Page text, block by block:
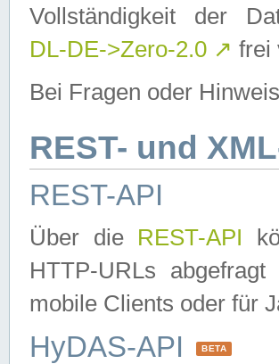
Vollständigkeit der
DL-DE->Zero-2.0 ↗ frei
Bei Fragen oder
REST- und
REST-API
Über die REST-API
HTTP-URLs
mobile Clients oder für
HyDAS-API BETA